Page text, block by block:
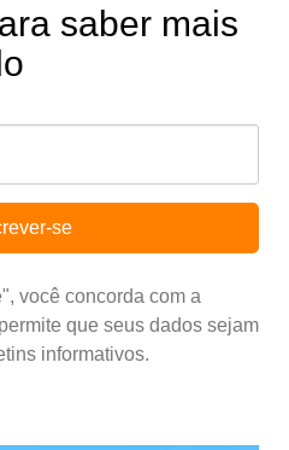
saber mais
se
você concorda com a
que seus dados sejam
informativos.